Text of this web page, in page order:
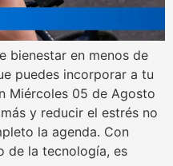
bienestar en menos de
puedes incorporar a tu
Miércoles 05 de Agosto
y reducir el estrés no
la agenda. Con
de la tecnología, es